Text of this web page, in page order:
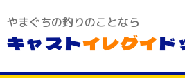
やまぐちの釣りのことなら
キャストイレグイド